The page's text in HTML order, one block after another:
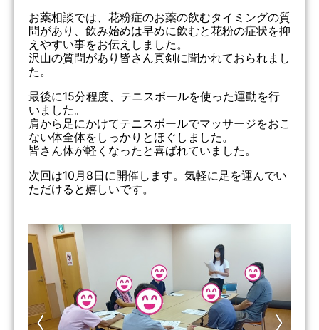
お薬相談では、花粉症のお薬の飲むタイミングの質
問があり、飲み始めは早めに飲むと花粉の症状を抑
えやすい事をお伝えしました。
沢山の質問があり皆さん真剣に聞かれておられまし
た。
最後に15分程度、テニスボールを使った運動を行
いました。
肩から足にかけてテニスボールでマッサージをおこ
ない体全体をしっかりとほぐしました。
皆さん体が軽くなったと喜ばれていました。
次回は10月8日に開催します。気軽に足を運んでい
ただけると嬉しいです。